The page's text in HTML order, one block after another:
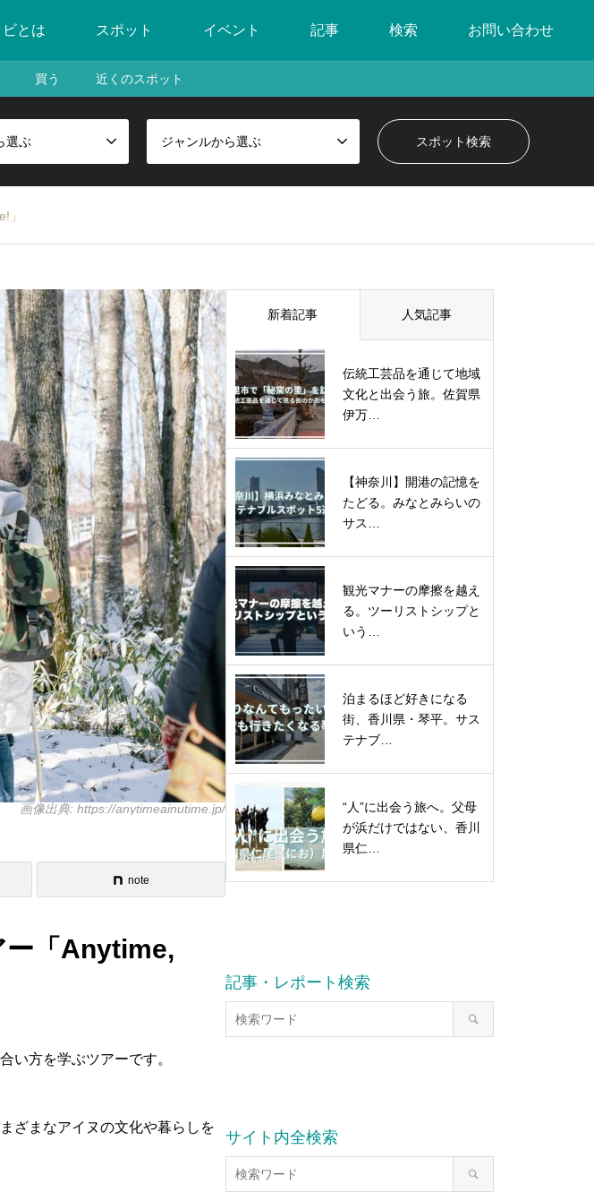
とは スポット イベント 記事 検索 お問い合わせ
買う 近くのスポット
選ぶ ジャンルから選ぶ
」
画像出典: https://anytimeainutime.jp/
note
ー「Anytime,
い方を学ぶツアーです。
ざまなアイヌの文化や暮らしを
新着記事 人気記事
伝統工芸品を通じて地域
文化と出会う旅。佐賀県
伊万…
【神奈川】開港の記憶を
たどる。みなとみらいの
サス…
観光マナーの摩擦を越え
る。ツーリストシップと
いう…
泊まるほど好きになる
街、香川県・琴平。サス
テナブ…
“人”に出会う旅へ。父母
が浜だけではない、香川
県仁…
記事・レポート検索
サイト内全検索